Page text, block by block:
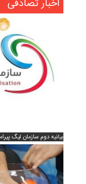
اخبار تصادفی
بیانیه دوم سازمان لیگ